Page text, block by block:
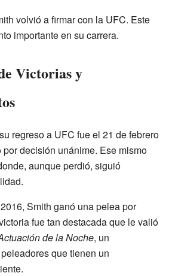
volvió a firmar con la UFC. Este
importante en su carrera.
Victorias y
regreso a UFC fue el 21 de febrero
decisión unánime. Ese mismo
aunque perdió, siguió
Smith ganó una pelea por
fue tan destacada que le valió
de la Noche, un
que tienen un